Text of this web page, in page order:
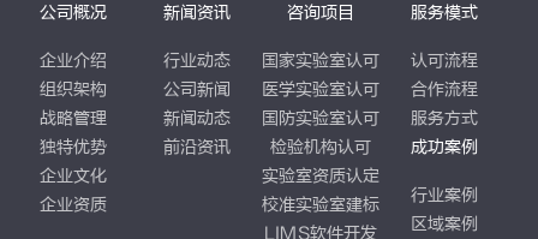
公司概况
企业介绍
组织架构
战略管理
独特优势
企业文化
企业资质
新闻资讯
行业动态
公司新闻
新闻动态
前沿资讯
咨询项目
国家实验室认可
医学实验室认可
国防实验室认可
检验机构认可
实验室资质认定
校准实验室建标
LIMS软件开发
服务模式
认可流程
合作流程
服务方式
成功案例
行业案例
区域案例